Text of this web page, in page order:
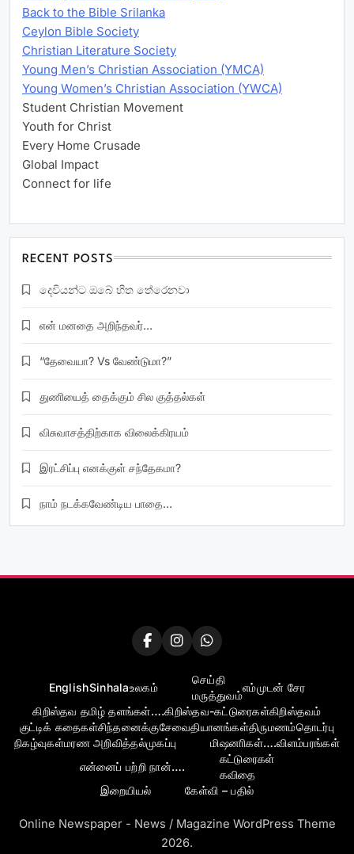
Back to the Bible Srilanka
Ceylon Bible Society
Christian Literature Society
Young Men’s Christian Association (YMCA)
Young Women’s Christian Association (YWCA)
Student Christian Movement
Youth for Christ
Every Home Crusade
Global Impact
Connect for life
RECENT POSTS
දෙවියන්ට ඔබේ හිත තේරෙනවා
என் மனதை அறிந்தவர்…
“தேவையா? Vs வேண்டுமா?”
துணியைத் தைக்கும் சில குத்தல்கள்
விசுவாசத்திற்காக விலைக்கிரயம்
இரட்சிப்பு எனக்குள் சந்தேகமா?
நாம் நடக்கவேண்டிய பாதை…
EnglishSinhalaஉலகம்
செய்தி
மருத்துவம்
எம்முடன் சேர
கிறிஸ்தவ தமிழ் தளங்கள்….கிறிஸ்தவ-கட்டுரைகள்கிறிஸ்தவம்
குட்டிக் கதைகள்சிந்தனைக்குசேவைதியானங்கள்திருமணம்தொடர்பு
நிகழ்வுகள்மரண அறிவித்தல்முகப்பு மிஷனாிகள்….விளம்பரங்கள்
என்னைப் பற்றி நான்….
கட்டுரைகள்
கவிதை
இறையியல்
கேள்வி – பதில்
Online Newspaper - News / Magazine WordPress Theme
2026.